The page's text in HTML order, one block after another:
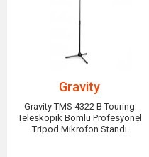
Gravity
Gravity TMS 4322 B Touring
Teleskopik Bomlu Profesyonel
Tripod Mikrofon Standı